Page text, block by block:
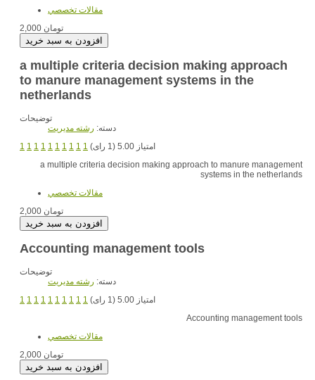
مقالات تخصصي
2,000 تومان
a multiple criteria decision making approach
to manure management systems in the
netherlands
توضیحات
دسته: رشته مديريت
1 1 1 1 1 1 1 1 1 1
امتیاز 5.00 (1 رای)
a multiple criteria decision making approach to manure management
systems in the netherlands
مقالات تخصصي
2,000 تومان
Accounting management tools
توضیحات
دسته: رشته مديريت
1 1 1 1 1 1 1 1 1 1
امتیاز 5.00 (1 رای)
Accounting management tools
مقالات تخصصي
2,000 تومان